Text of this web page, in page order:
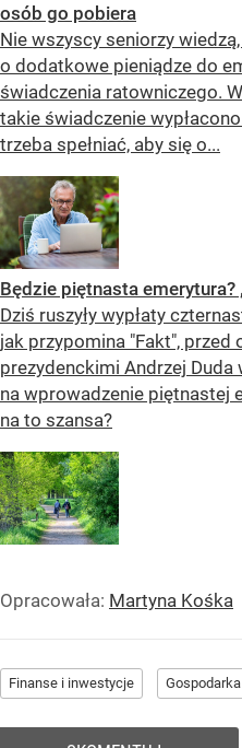
osób go pobiera
Nie wszyscy seniorzy
o dodatkowe pieniądze do
świadczenia ratowniczego.
takie świadczenie
trzeba spełniać, aby się o...
Będzie piętnasta emerytura?
Dziś ruszyły wypłaty
jak przypomina "Fakt",
prezydenckimi Andrzej Duda
na wprowadzenie piętnastej
na to szansa?
Opracowała: Martyna Kośka
Finanse i inwestycje Gospodarka